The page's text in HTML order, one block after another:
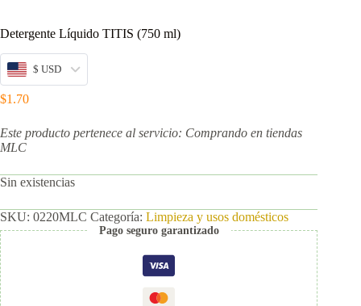
Detergente Líquido TITIS (750 ml)
$ USD
$1.70
Este producto pertenece al servicio: Comprando en tiendas
MLC
Sin existencias
SKU: 0220MLC Categoría: Limpieza y usos domésticos
Pago seguro garantizado